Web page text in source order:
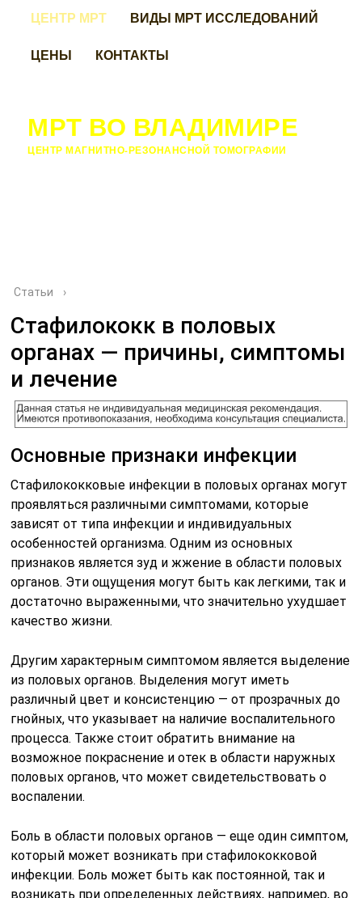
ЦЕНТР МРТ
ВИДЫ МРТ ИССЛЕДОВАНИЙ
ЦЕНЫ
КОНТАКТЫ
МРТ ВО ВЛАДИМИРЕ
ЦЕНТР МАГНИТНО-РЕЗОНАНСНОЙ ТОМОГРАФИИ
Статьи ›
Стафилококк в половых
органах — причины, симптомы
и лечение
Основные признаки инфекции
Стафилококковые инфекции в половых органах могут
проявляться различными симптомами, которые
зависят от типа инфекции и индивидуальных
особенностей организма. Одним из основных
признаков является зуд и жжение в области половых
органов. Эти ощущения могут быть как легкими, так и
достаточно выраженными, что значительно ухудшает
качество жизни.
Другим характерным симптомом является выделение
из половых органов. Выделения могут иметь
различный цвет и консистенцию — от прозрачных до
гнойных, что указывает на наличие воспалительного
процесса. Также стоит обратить внимание на
возможное покраснение и отек в области наружных
половых органов, что может свидетельствовать о
воспалении.
Боль в области половых органов — еще один симптом,
который может возникать при стафилококковой
инфекции. Боль может быть как постоянной, так и
возникать при определенных действиях, например, во